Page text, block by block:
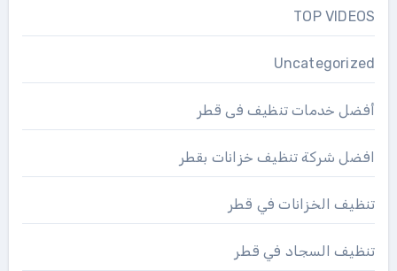
TOP VIDEOS
Uncategorized
أفضل خدمات تنظيف فى قطر
افضل شركة تنظيف خزانات بقطر
تنظيف الخزانات في قطر
تنظيف السجاد في قطر